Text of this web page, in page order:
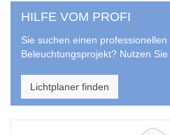
HILFE VOM PROFI
Sie suchen einen
Beleuchtungsprojekt? Nutzen
Lichtplaner finden